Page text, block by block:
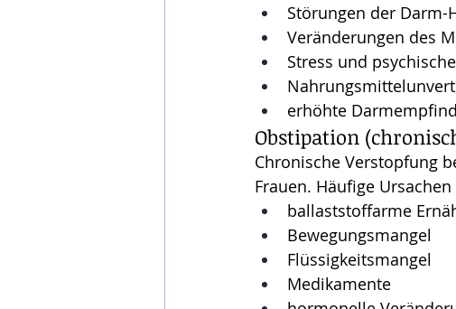
Störungen der Darm-
Veränderungen des
Stress und
erhöhte
Obstipation
Chronische Verstopfung
Frauen. Häufige
ballaststoffarme
Bewegungsmangel
Flüssigkeitsmangel
Medikamente